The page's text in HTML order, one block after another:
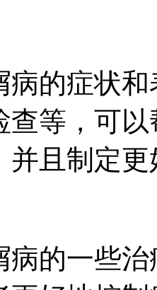
病的症状
查等，可
并且制定
病的一些